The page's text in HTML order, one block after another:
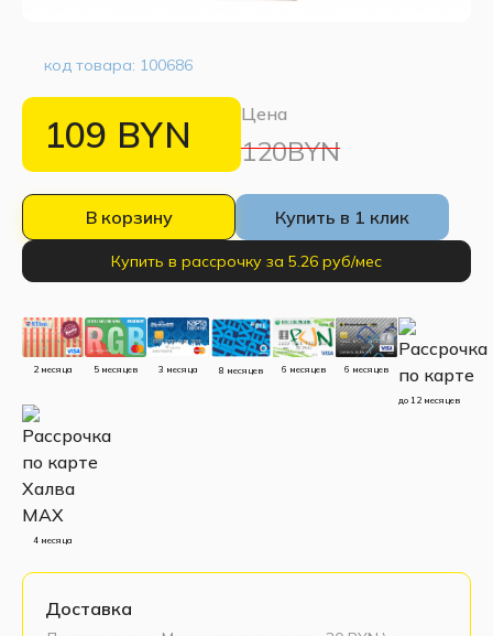
код товара: 100686
109 BYN Цена
120BYN
В корзину Купить в 1 клик
Купить в рассрочку за 5.26 руб/мес
2 месяца 5 месяцев 3 месяца 8 месяцев 6 месяцев 6 месяцев
до 12 месяцев
4 месяца
Доставка